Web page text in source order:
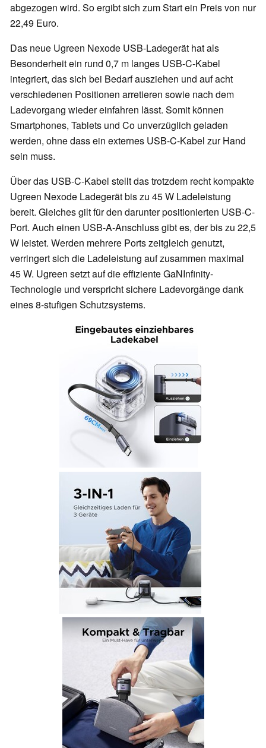
abgezogen wird. So ergibt sich zum Start ein Preis von nur
22,49 Euro.
Das neue Ugreen Nexode USB-Ladegerät hat als
Besonderheit ein rund 0,7 m langes USB-C-Kabel
integriert, das sich bei Bedarf ausziehen und auf acht
verschiedenen Positionen arretieren sowie nach dem
Ladevorgang wieder einfahren lässt. Somit können
Smartphones, Tablets und Co unverzüglich geladen
werden, ohne dass ein externes USB-C-Kabel zur Hand
sein muss.
Über das USB-C-Kabel stellt das trotzdem recht kompakte
Ugreen Nexode Ladegerät bis zu 45 W Ladeleistung
bereit. Gleiches gilt für den darunter positionierten USB-C-
Port. Auch einen USB-A-Anschluss gibt es, der bis zu 22,5
W leistet. Werden mehrere Ports zeitgleich genutzt,
verringert sich die Ladeleistung auf zusammen maximal
45 W. Ugreen setzt auf die effiziente GaNInfinity-
Technologie und verspricht sichere Ladevorgänge dank
eines 8-stufigen Schutzsystems.